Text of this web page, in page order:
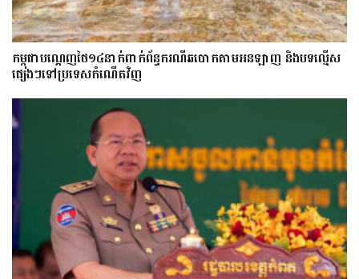
កម្ពុជាបណ្ដេញថៃ១៤នាក់ពាក់ព័ន្ធករណីឆបោកតាមអនឡាញ និងបទល្មើស
ផ្សេងៗទៅប្រទេសកំណើតវិញ